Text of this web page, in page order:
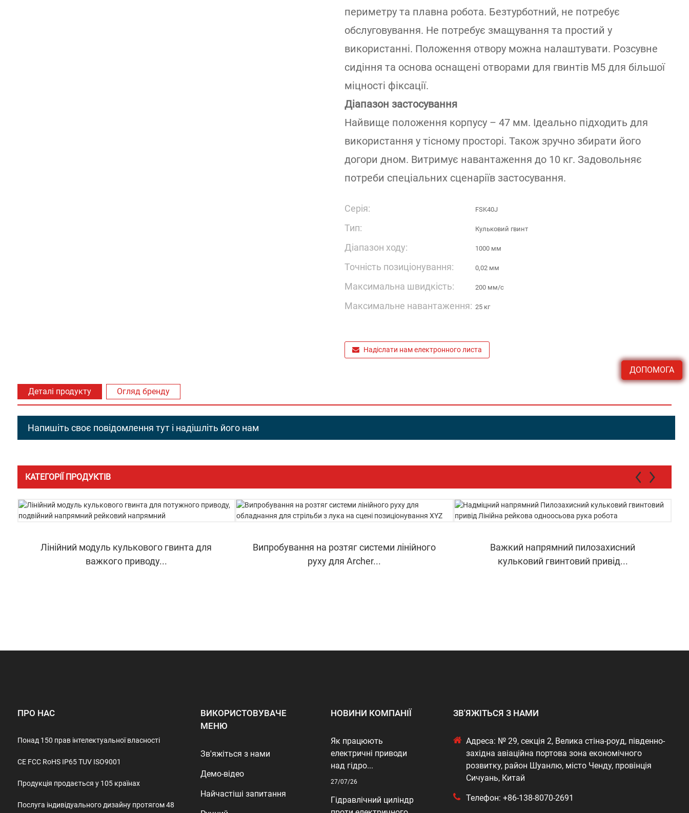
ДОПОМОГА
периметру та плавна робота. Безтурботний, не потребує
обслуговування. Не потребує змащування та простий у
використанні. Положення отвору можна налаштувати. Розсувне
сидіння та основа оснащені отворами для гвинтів M5 для більшої
міцності фіксації.
Діапазон застосування
Найвище положення корпусу – 47 мм. Ідеально підходить для
використання у тісному просторі. Також зручно збирати його
догори дном. Витримує навантаження до 10 кг. Задовольняє
потреби спеціальних сценаріїв застосування.
Серія: FSK40J
Тип: Кульковий гвинт
Діапазон ходу: 1000 мм
Точність позиціонування: 0,02 мм
Максимальна швидкість: 200 мм/с
Максимальне навантаження: 25 кг
Надіслати нам електронного листа
Деталі продукту Огляд бренду
Напишіть своє повідомлення тут і надішліть його нам
КАТЕГОРІЇ ПРОДУКТІВ
Лінійний модуль кулькового гвинта для
важкого приводу...
Випробування на розтяг системи лінійного
руху для Archer...
Важкий напрямний пилозахисний
кульковий гвинтовий привід...
ПРО НАС
Понад 150 прав інтелектуальної власності
CE FCC RoHS IP65 TUV ISO9001
Продукція продається у 105 країнах
Послуга індивідуального дизайну протягом 48
ВИКОРИСТОВУВАЧЕ
МЕНЮ
Зв'яжіться з нами
Демо-відео
Найчастіші запитання
НОВИНИ КОМПАНІЇ
Як працюють
електричні приводи
над гідро...
27/07/26
Гідравлічний циліндр
ЗВ'ЯЖІТЬСЯ З НАМИ
Адреса: № 29, секція 2, Велика стіна-роуд, південно-
західна авіаційна портова зона економічного
розвитку, район Шуанлю, місто Ченду, провінція
Сичуань, Китай
Телефон: +86-138-8070-2691